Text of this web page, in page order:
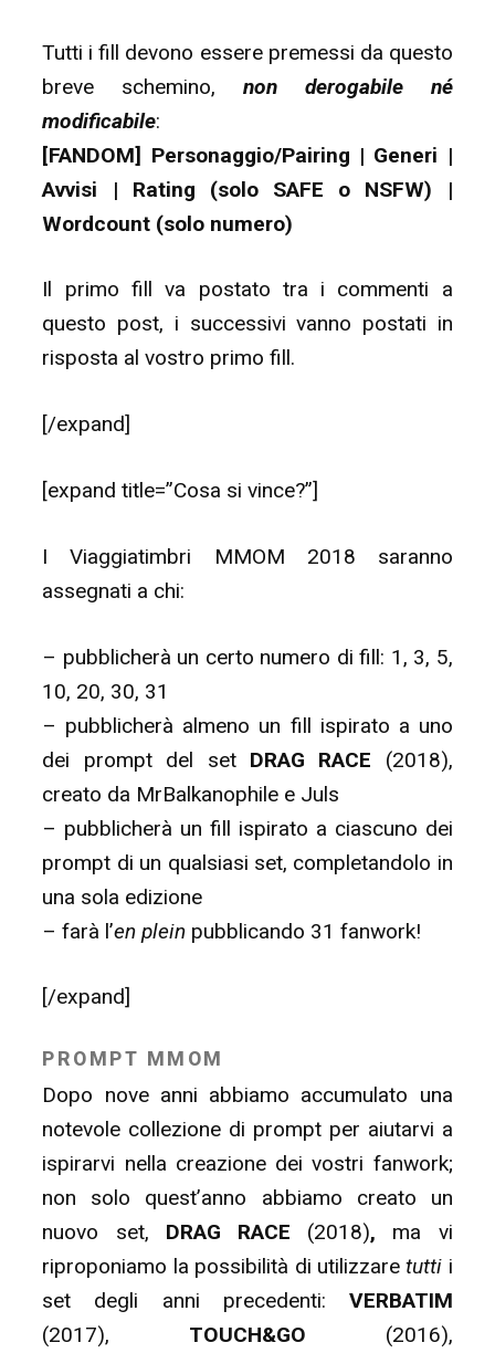
Tutti i fill devono essere premessi da questo
breve schemino, non derogabile né
modificabile:
[FANDOM] Personaggio/Pairing | Generi |
Avvisi | Rating (solo SAFE o NSFW) |
Wordcount (solo numero)
Il primo fill va postato tra i commenti a
questo post, i successivi vanno postati in
risposta al vostro primo fill.
[/expand]
[expand title=”Cosa si vince?”]
I Viaggiatimbri MMOM 2018 saranno
assegnati a chi:
– pubblicherà un certo numero di fill: 1, 3, 5,
10, 20, 30, 31
– pubblicherà almeno un fill ispirato a uno
dei prompt del set DRAG RACE (2018),
creato da MrBalkanophile e Juls
– pubblicherà un fill ispirato a ciascuno dei
prompt di un qualsiasi set, completandolo in
una sola edizione
– farà l’en plein pubblicando 31 fanwork!
[/expand]
PROMPT MMOM
Dopo nove anni abbiamo accumulato una
notevole collezione di prompt per aiutarvi a
ispirarvi nella creazione dei vostri fanwork;
non solo quest’anno abbiamo creato un
nuovo set, DRAG RACE (2018), ma vi
riproponiamo la possibilità di utilizzaretutti i
set degli anni precedenti: VERBATIM
(2017), TOUCH&GO (2016),